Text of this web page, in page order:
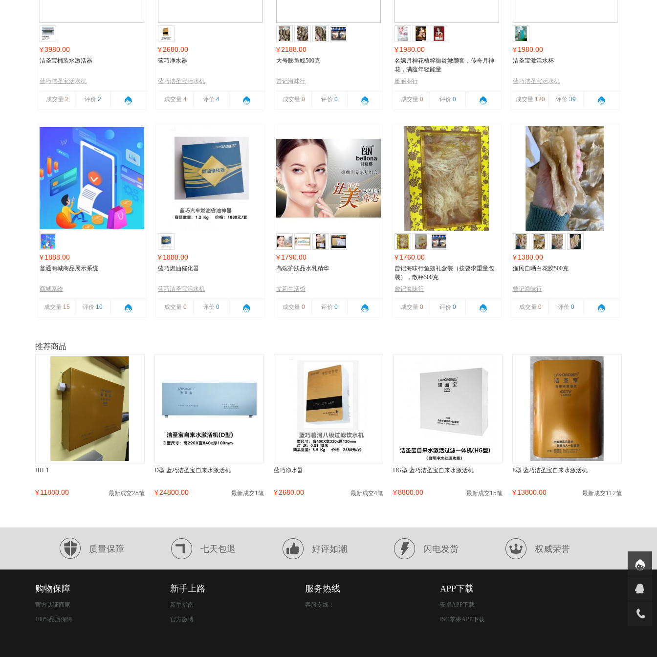
¥3980.00
洁圣宝桶装水激活器
蓝巧洁圣宝活水机
成交量 2 评价 2
¥2680.00
蓝巧净水器
蓝巧洁圣宝活水机
成交量 4 评价 4
¥2188.00
大号膨鱼鳃500克
曾记海味行
成交量 0 评价 0
¥1980.00
名姵月神花植粹御龄嫩颜套，传奇月神
花，满蕴年轻能量
雅丽商行
成交量 0 评价 0
¥1980.00
洁圣宝激活水杯
蓝巧洁圣宝活水机
成交量 120 评价39
¥1888.00
普通商城商品展示系统
商城系统
成交量 15 评价 10
¥1880.00
蓝巧燃油催化器
蓝巧洁圣宝活水机
成交量 0 评价 0
¥1790.00
高端护肤品水乳精华
艾莉生活馆
成交量 0 评价 0
¥1760.00
曾记海味行鱼翅礼盒装（按要求重量包
装），散秤500克
曾记海味行
成交量 0 评价 0
¥1380.00
渔民自晒白花胶500克
曾记海味行
成交量 0 评价 0
推荐商品
HH-1
¥11800.00 最新成交25笔
D型 蓝巧洁圣宝自来水激活机
¥24800.00 最新成交1笔
蓝巧净水器
¥2680.00 最新成交4笔
HG型 蓝巧洁圣宝自来水激活机
¥8800.00 最新成交15笔
E型 蓝巧洁圣宝自来水激活机
¥13800.00 最新成交112笔
质量保障 七天包退 好评如潮 闪电发货 权威荣誉
购物保障
官方认证商家
100%品质保障
新手上路
新手指南
官方微博
服务热线
客服专线：
APP下载
安卓APP下载
ISO苹果APP下载